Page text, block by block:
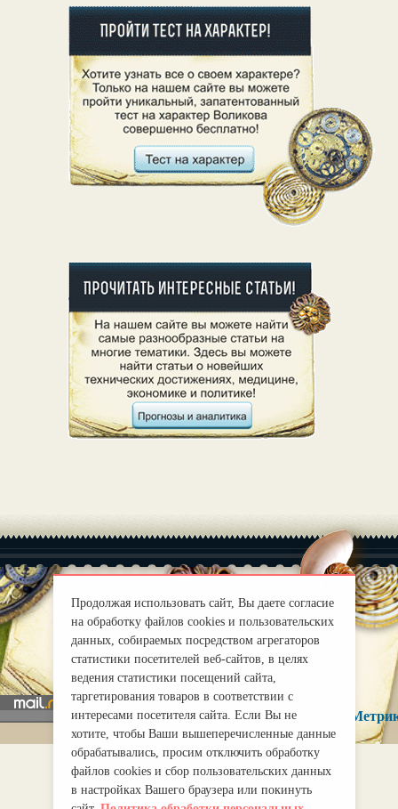
|
mirprognoz@mail.ru
Продолжая использовать сайт, Вы даете согласие
на обработку файлов cookies и пользовательских
данных, собираемых посредством агрегаторов
статистики посетителей веб-сайтов, в целях
ведения статистики посещений сайта,
таргетирования товаров в соответствии с
интересами посетителя сайта. Если Вы не
хотите, чтобы Ваши вышеперечисленные данные
обрабатывались, просим отключить обработку
файлов cookies и сбор пользовательских данных
в настройках Вашего браузера или покинуть